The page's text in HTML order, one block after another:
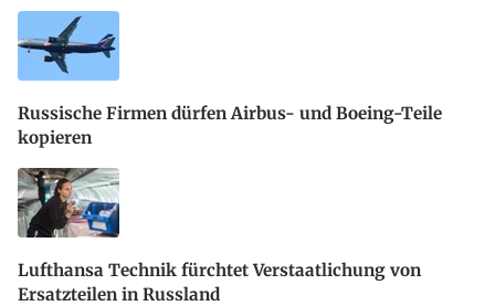
Russische Firmen dürfen Airbus- und Boeing-Teile
kopieren
Lufthansa Technik fürchtet Verstaatlichung von
Ersatzteilen in Russland